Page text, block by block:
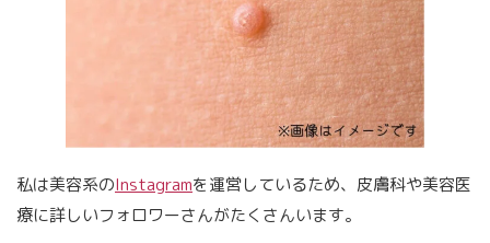
私は美容系のInstagramを運営しているため、皮膚科や美容医
療に詳しいフォロワーさんがたくさんいます。